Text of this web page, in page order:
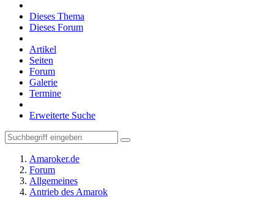
Dieses Thema
Dieses Forum
Artikel
Seiten
Forum
Galerie
Termine
Erweiterte Suche
Amaroker.de
Forum
Allgemeines
Antrieb des Amarok